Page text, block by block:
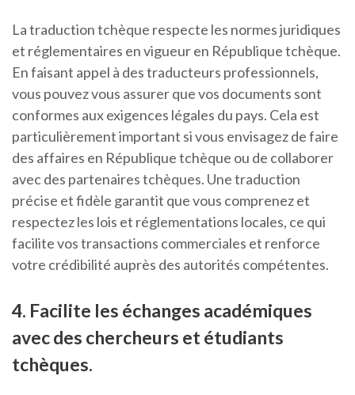
La traduction tchèque respecte les normes juridiques
et réglementaires en vigueur en République tchèque.
En faisant appel à des traducteurs professionnels,
vous pouvez vous assurer que vos documents sont
conformes aux exigences légales du pays. Cela est
particulièrement important si vous envisagez de faire
des affaires en République tchèque ou de collaborer
avec des partenaires tchèques. Une traduction
précise et fidèle garantit que vous comprenez et
respectez les lois et réglementations locales, ce qui
facilite vos transactions commerciales et renforce
votre crédibilité auprès des autorités compétentes.
4. Facilite les échanges académiques
avec des chercheurs et étudiants
tchèques.